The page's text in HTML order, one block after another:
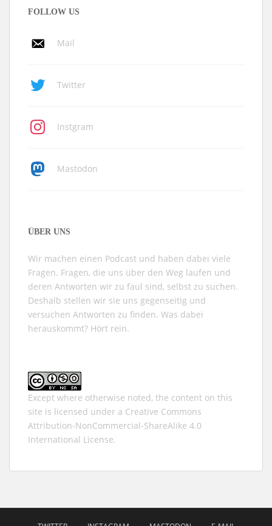
FOLLOW US
Mail
Twitter
Instgram
Mastodon
ÜBER UNS
Wir machen einen Podcast und haben dabei viele
Fragen. Fragen, die uns über den Weg laufen und
deren Antworten wir zu faul sind, selbst zu suchen.
Deshalb stellen wir sie uns gegenseitig und
versuchen Antworten zu finden. Was dabei
herauskommt? Hört rein.
Except where otherwise noted, the content on this
site is licensed under a Creative Commons
Attribution-NonCommercial-ShareAlike 4.0
International License.